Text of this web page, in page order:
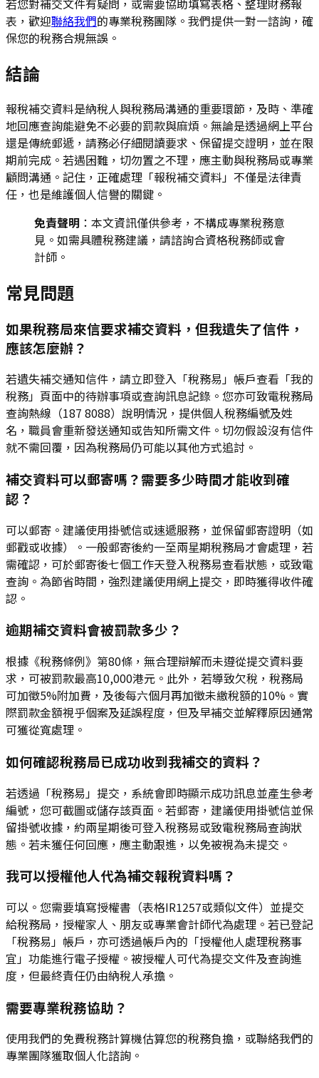
若您對補交文件有疑問，或需要協助填寫表格、整理財務報
表，歡迎聯絡我們的專業稅務團隊。我們提供一對一諮詢，確
保您的稅務合規無誤。
結論
報稅補交資料是納稅人與稅務局溝通的重要環節，及時、準確
地回應查詢能避免不必要的罰款與麻煩。無論是透過網上平台
還是傳統郵遞，請務必仔細閱讀要求、保留提交證明，並在限
期前完成。若遇困難，切勿置之不理，應主動與稅務局或專業
顧問溝通。記住，正確處理「報稅補交資料」不僅是法律責
任，也是維護個人信譽的關鍵。
免責聲明 ：本文資訊僅供參考，不構成專業稅務意
見。如需具體稅務建議，請諮詢合資格稅務師或會
計師。
常見問題
如果稅務局來信要求補交資料，但我遺失了信件，
應該怎麼辦？
若遺失補交通知信件，請立即登入「稅務易」帳戶查看「我的
稅務」頁面中的待辦事項或查詢訊息記錄。您亦可致電稅務局
查詢熱線（187 8088）說明情況，提供個人稅務編號及姓
名，職員會重新發送通知或告知所需文件。切勿假設沒有信件
就不需回覆，因為稅務局仍可能以其他方式追討。
補交資料可以郵寄嗎？需要多少時間才能收到確
認？
可以郵寄。建議使用掛號信或速遞服務，並保留郵寄證明（如
郵戳或收據）。一般郵寄後約一至兩星期稅務局才會處理，若
需確認，可於郵寄後七個工作天登入稅務易查看狀態，或致電
查詢。為節省時間，強烈建議使用網上提交，即時獲得收件確
認。
逾期補交資料會被罰款多少？
根據《稅務條例》第80條，無合理辯解而未遵從提交資料要
求，可被罰款最高10,000港元。此外，若導致欠稅，稅務局
可加徵5%附加費，及後每六個月再加徵未繳稅額的10%。實
際罰款金額視乎個案及延誤程度，但及早補交並解釋原因通常
可獲從寬處理。
如何確認稅務局已成功收到我補交的資料？
若透過「稅務易」提交，系統會即時顯示成功訊息並產生參考
編號，您可截圖或儲存該頁面。若郵寄，建議使用掛號信並保
留掛號收據，約兩星期後可登入稅務易或致電稅務局查詢狀
態。若未獲任何回應，應主動跟進，以免被視為未提交。
我可以授權他人代為補交報稅資料嗎？
可以。您需要填寫授權書（表格IR1257或類似文件）並提交
給稅務局，授權家人、朋友或專業會計師代為處理。若已登記
「稅務易」帳戶，亦可透過帳戶內的「授權他人處理稅務事
宜」功能進行電子授權。被授權人可代為提交文件及查詢進
度，但最終責任仍由納稅人承擔。
需要專業稅務協助？
使用我們的免費稅務計算機估算您的稅務負擔，或聯絡我們的
專業團隊獲取個人化諮詢。